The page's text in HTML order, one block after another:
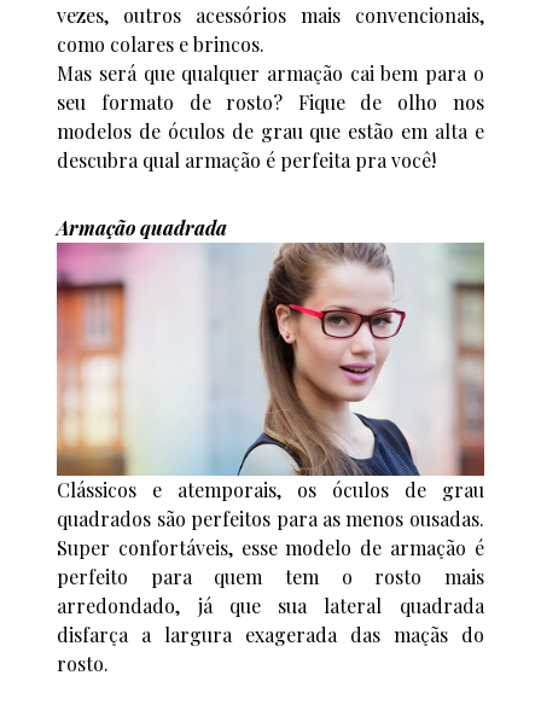
vezes, outros acessórios mais convencionais,
como colares e brincos.
Mas será que qualquer armação cai bem para o
seu formato de rosto? Fique de olho nos
modelos de óculos de grau que estão em alta e
descubra qual armação é perfeita pra você!
Armação quadrada
Clássicos e atemporais, os óculos de grau
quadrados são perfeitos para as menos ousadas.
Super confortáveis, esse modelo de armação é
perfeito para quem tem o rosto mais
arredondado, já que sua lateral quadrada
disfarça a largura exagerada das maçãs do
rosto.